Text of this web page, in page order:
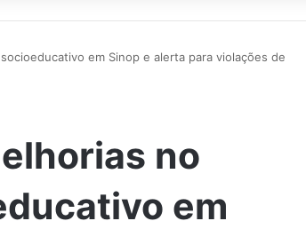
em Sinop e alerta para violações de
no
em